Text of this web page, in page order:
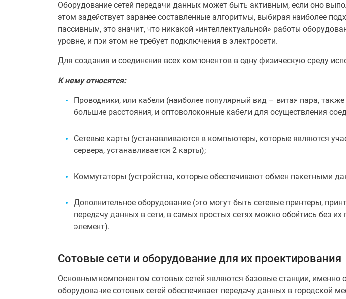
Оборудование сетей передачи данных может быть активным, если оно
этом задействует заранее составленные алгоритмы, выбирая наиболее
пассивным, это значит, что никакой «интеллектуальной» работы
уровне, и при этом не требует подключения в электросети.
Для создания и соединения всех компонентов в одну физическую среду
К нему относятся:
Проводники, или кабели (наиболее популярный вид – витая пара,
большие расстояния, и оптоволоконные кабели для осуществления
Сетевые карты (устанавливаются в компьютеры, которые являются
сервера, устанавливается 2 карты);
Коммутаторы (устройства, которые обеспечивают обмен пакетными
Дополнительное оборудование (это могут быть сетевые принтеры,
передачу данных в сети, в самых простых сетях можно обойтись без
элемент).
Сотовые сети и оборудование для их проектирования
Основным компонентом сотовых сетей являются базовые станции, именно
оборудование сотовых сетей обеспечивает передачу данных в городской